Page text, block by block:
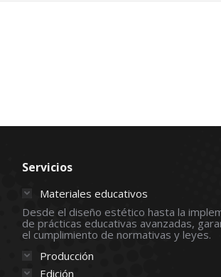
Servicios
Materiales educativos
Desde el diseño estético hasta la
de prácticas educativas avanzadas,
el cumplimiento de normativas y leyes.
Producción
Edición